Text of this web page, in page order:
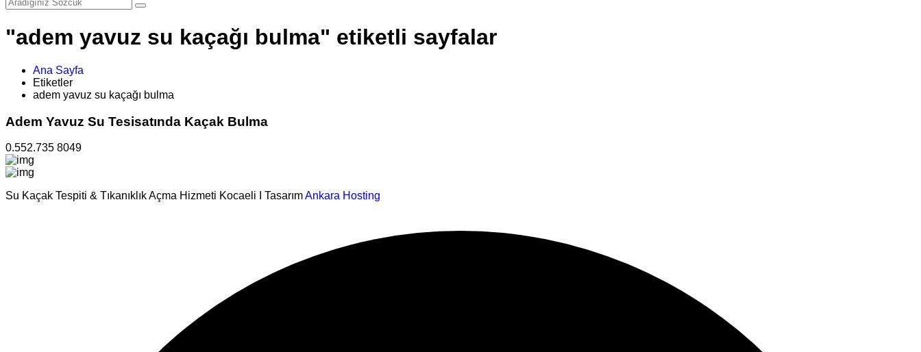
"adem yavuz su kaçağı bulma" etiketli sayfalar
Ana Sayfa
Etiketler
adem yavuz su kaçağı bulma
Adem Yavuz Su Tesisatında Kaçak Bulma
0.552.735 8049
Su Kaçak Tespiti & Tıkanıklık Açma Hizmeti Kocaeli I TasarımAnkara Hosting